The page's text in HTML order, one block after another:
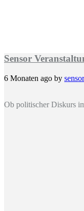
Sensor
6 Monaten ago by
Ob politischer Diskurs